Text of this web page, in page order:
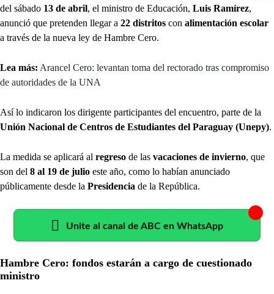
del sábado 13 de abril, el ministro de Educación, Luis Ramírez,
anunció que pretenden llegar a 22 distritos con alimentación escolar
a través de la nueva ley de Hambre Cero.
Lea más: Arancel Cero: levantan toma del rectorado tras compromiso
de autoridades de la UNA
Así lo indicaron los dirigente participantes del encuentro, parte de la
Unión Nacional de Centros de Estudiantes del Paraguay (Unepy).
La medida se aplicará al regreso de las vacaciones de invierno, que
son del 8 al 19 de julio este año, como lo habían anunciado
públicamente desde la Presidencia de la República.
Unite al canal de ABC en WhatsApp
Hambre Cero: fondos estarán a cargo de cuestionado
ministro